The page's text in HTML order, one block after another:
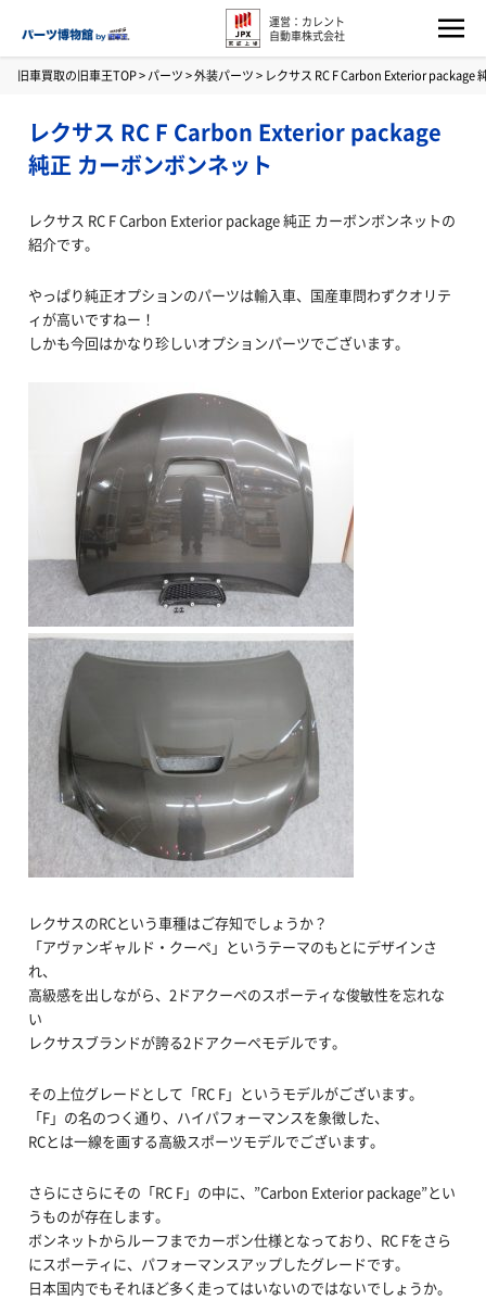
運営：カレント
自動車株式会社
旧車買取の旧車王TOP>パーツ>外装パーツ> レクサス RC F Carbon Exterior package
レクサス RC F Carbon Exterior package
純正 カーボンボンネット
レクサス RC F Carbon Exterior package 純正 カーボンボンネットの
紹介です。
やっぱり純正オプションのパーツは輸入車、国産車問わずクオリテ
ィが高いですねー！
しかも今回はかなり珍しいオプションパーツでございます。
レクサスのRCという車種はご存知でしょうか？
「アヴァンギャルド・クーペ」というテーマのもとにデザインさ
れ、
高級感を出しながら、2ドアクーペのスポーティな俊敏性を忘れな
い
レクサスブランドが誇る2ドアクーペモデルです。
その上位グレードとして「RC F」というモデルがございます。
「F」の名のつく通り、ハイパフォーマンスを象徴した、
RCとは一線を画する高級スポーツモデルでございます。
さらにさらにその「RC F」の中に、”Carbon Exterior package”とい
うものが存在します。
ボンネットからルーフまでカーボン仕様となっており、RC Fをさら
にスポーティに、パフォーマンスアップしたグレードです。
日本国内でもそれほど多く走ってはいないのではないでしょうか。